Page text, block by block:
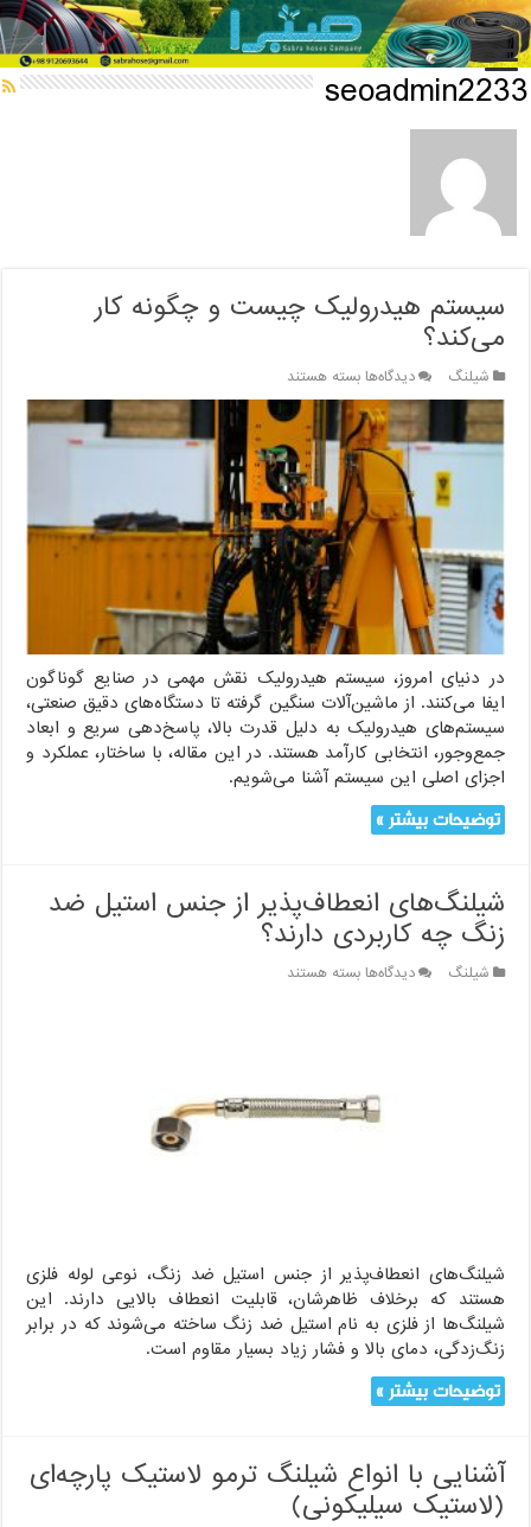
خانه /
seoadmin2233
seoadmin2233
سیستم هیدرولیک چیست و چگونه کار
می‌کند؟
شیلنگ دیدگاه‌هابرای
سیستم
هیدرولیک
چیست
و
چگونه
کار
می‌کند؟
بسته هستند
در دنیای امروز، سیستم هیدرولیک نقش مهمی در صنایع گوناگون
ایفا می‌کنند. از ماشین‌آلات سنگین گرفته تا دستگاه‌های دقیق صنعتی،
سیستم‌های هیدرولیک به دلیل قدرت بالا، پاسخ‌دهی سریع و ابعاد
جمع‌وجور، انتخابی کارآمد هستند. در این مقاله، با ساختار، عملکرد و
اجزای اصلی این سیستم آشنا می‌شویم.
توضیحات بیشتر »
شیلنگ‌های انعطاف‌پذیر از جنس استیل ضد
زنگ چه کاربردی دارند؟
شیلنگ دیدگاه‌هابرای
ضد
زنگ
بسته هستند
شیلنگ‌های انعطاف‌پذیر از جنس استیل ضد زنگ، نوعی لوله فلزی
هستند که برخلاف ظاهرشان، قابلیت انعطاف بالایی دارند. این
شیلنگ‌ها از فلزی به نام استیل ضد زنگ ساخته می‌شوند که در برابر
زنگ‌زدگی، دمای بالا و فشار زیاد بسیار مقاوم است.
توضیحات بیشتر »
آشنایی با انواع شیلنگ ترمو لاستیک پارچه‌ای
(لاستیک سیلیکونی)